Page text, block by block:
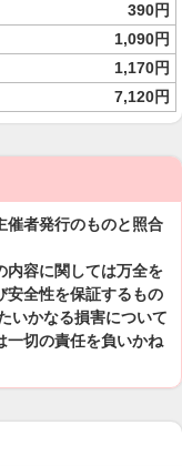
390円
1,090円
1,170円
7,120円
催者発行のものと照合
内容に関しては万全を
安全性を保証するもの
いかなる損害について
一切の責任を負いかね